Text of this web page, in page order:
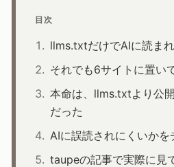
目次
llms.txtだけでAIに読ま
それでも6サイトに置い
本命は、llms.txtより公
だった
AIに誤読されにくいかを
taupeの記事で実際に見